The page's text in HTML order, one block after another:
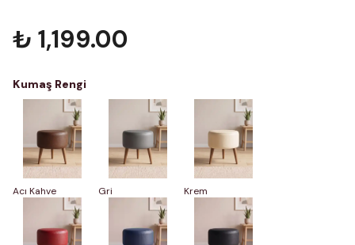
₺ 1,199.00
Kumaş Rengi
Acı Kahve Gri Krem